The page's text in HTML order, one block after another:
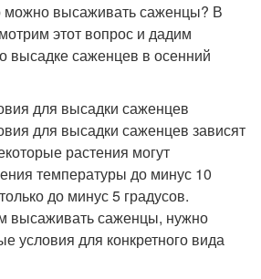
можно высаживать саженцы? В
этот вопрос и дадим
высадке саженцев в осенний
для высадки саженцев
для высадки саженцев зависят
растения могут
температуры до минус 10
до минус 5 градусов.
высаживать саженцы, нужно
условия для конкретного вида